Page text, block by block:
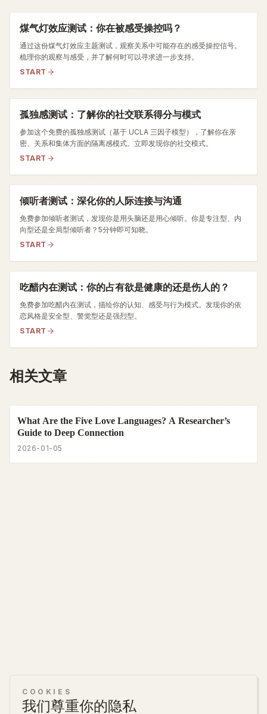
煤气灯效应测试：你在被感受操控吗？
通过这份煤气灯效应主题测试，观察关系中可能存在的感受操控信号。
梳理你的观察与感受，并了解何时可以寻求进一步支持。
START
孤独感测试：了解你的社交联系得分与模式
参加这个免费的孤独感测试（基于 UCLA 三因子模型），了解你在亲
密、关系和集体方面的隔离感模式。立即发现你的社交模式。
START
倾听者测试：深化你的人际连接与沟通
免费参加倾听者测试，发现你是用头脑还是用心倾听。你是专注型、内
向型还是全局型倾听者？5分钟即可知晓。
START
吃醋内在测试：你的占有欲是健康的还是伤人的？
免费参加吃醋内在测试，描绘你的认知、感受与行为模式。发现你的依
恋风格是安全型、警觉型还是强烈型。
START
相关文章
What Are the Five Love Languages? A Researcher’s
Guide to Deep Connection
2026-01-05
COOKIES
我们尊重你的隐私